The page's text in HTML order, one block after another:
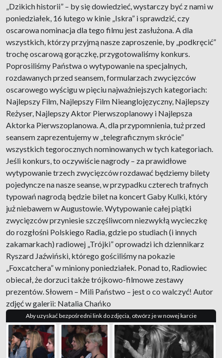
„Dzikich historii” – by się dowiedzieć, wystarczy być z nami w
poniedziałek, 16 lutego w kinie „Iskra” i sprawdzić, czy
oscarowa nominacja dla tego filmu jest zasłużona. A dla
wszystkich, którzy przyjmą nasze zaproszenie, by „podkręcić”
trochę oscarową gorączkę, przygotowaliśmy konkurs.
Poprosiliśmy Państwa o wytypowanie na specjalnych,
rozdawanych przed seansem, formularzach zwycięzców
oscarowego wyścigu w pięciu najważniejszych kategoriach:
Najlepszy Film, Najlepszy Film Nieanglojęzyczny, Najlepszy
Reżyser, Najlepszy Aktor Pierwszoplanowy i Najlepsza
Aktorka Pierwszoplanowa. A, dla przypomnienia, tuż przed
seansem zaprezentujemy w „telegraficznym skrócie”
wszystkich tegorocznych nominowanych w tych kategoriach.
Jeśli konkurs, to oczywiście nagrody – za prawidłowe
wytypowanie trzech zwycięzców rozdawać będziemy bilety
pojedyncze na nasze seanse, w przypadku czterech trafnych
typowań nagrodą będzie bilet na koncert Gaby Kulki, który
już niebawem w Augustowie. Wytypowanie całej piątki
zwycięzców przyniesie szczęśliwcom niezwykłą wycieczkę
do rozgłośni Polskiego Radia, gdzie po studiach (i innych
zakamarkach) radiowej „Trójki” oprowadzi ich dziennikarz
Ryszard Jaźwiński, którego gościliśmy na pokazie
„Foxcatchera” w miniony poniedziałek. Ponad to, Radiowiec
obiecał, że dorzuci także trójkowo-filmowe zestawy
prezentów. Słowem – Mili Państwo – jest o co walczyć! Autor
zdjęć w galerii: Natalia Chańko
Aby uzyskać bezpośredni link do zdjęcia, otwórz je w nowej karcie